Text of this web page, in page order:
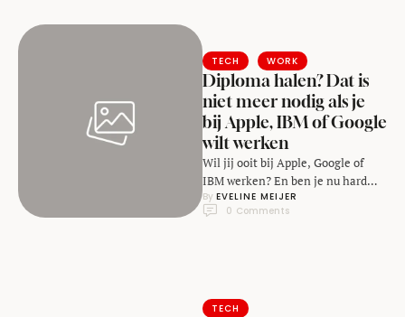
TECH WORK
Diploma halen? Dat is
niet meer nodig als je
bij Apple, IBM of Google
wilt werken
Wil jij ooit bij Apple, Google of
IBM werken? En ben je nu hard
bezig met het behalen …
By EVELINE MEIJER
0 Comments
TECH